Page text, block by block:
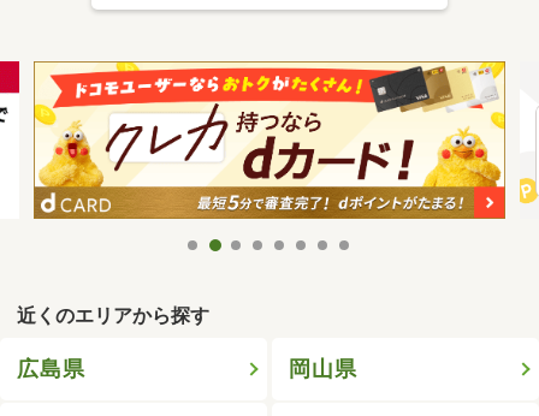
近くのエリアから探す
広島県 岡山県